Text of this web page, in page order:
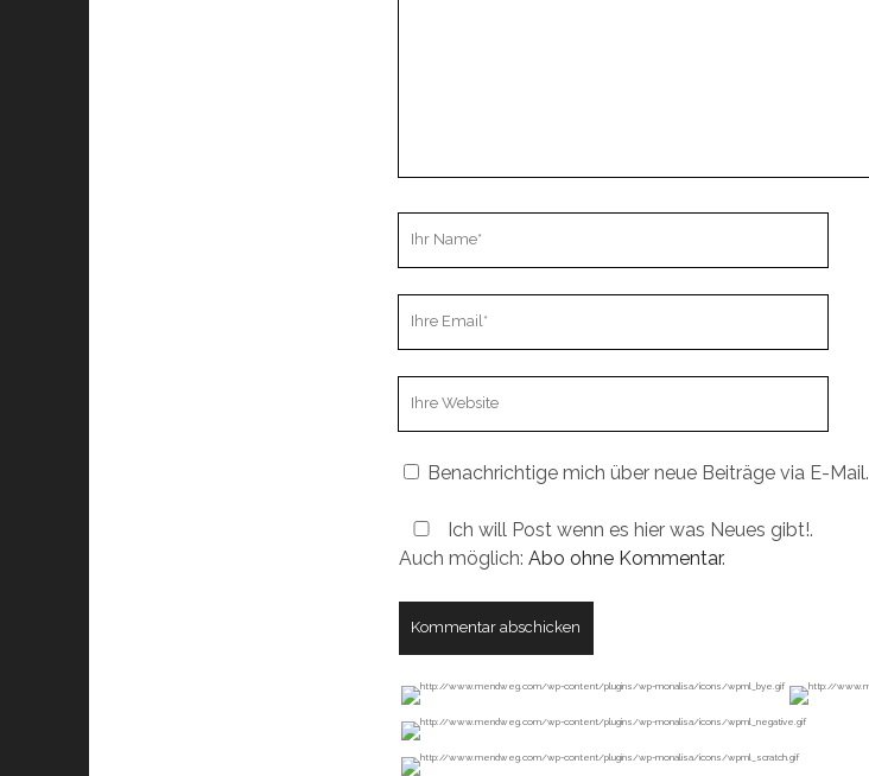
Benachrichtige mich über neue Beiträge via E-Mail.
Ich will Post wenn es hier was Neues gibt!.
Auch möglich: Abo ohne Kommentar.